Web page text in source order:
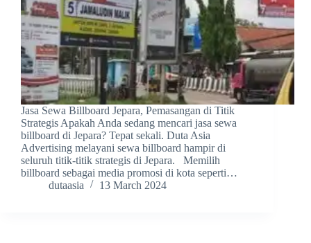
Jasa Sewa Billboard Jepara, Pemasangan di Titik
Strategis Apakah Anda sedang mencari jasa sewa
billboard di Jepara? Tepat sekali. Duta Asia
Advertising melayani sewa billboard hampir di
seluruh titik-titik strategis di Jepara. Memilih
billboard sebagai media promosi di kota seperti…
dutaasia
13 March 2024